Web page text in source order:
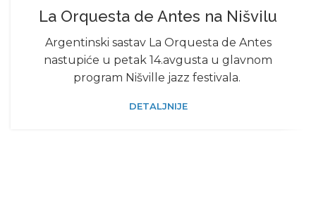
La Orquesta de Antes na Nišvilu
Argentinski sastav La Orquesta de Antes
nastupiće u petak 14.avgusta u glavnom
program Nišville jazz festivala.
DETALJNIJE